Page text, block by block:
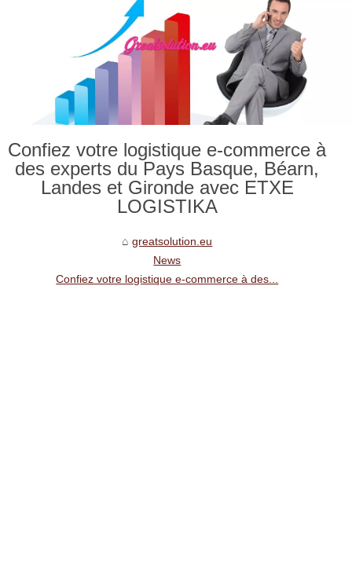
Confiez votre logistique e-commerce à
des experts du Pays Basque, Béarn,
Landes et Gironde avec ETXE
LOGISTIKA
greatsolution.eu
News
Confiez votre logistique e-commerce à des...